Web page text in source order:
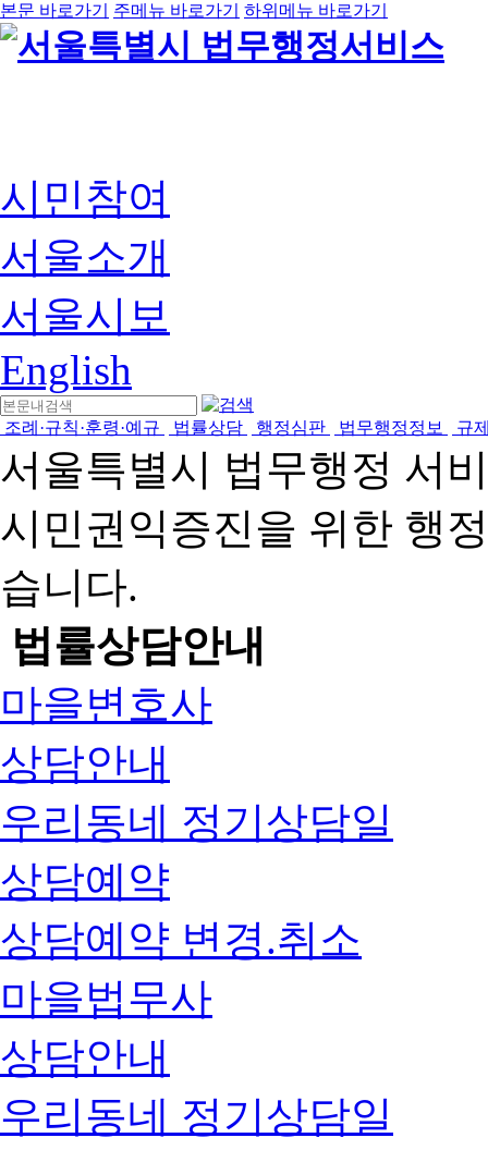
본문 바로가기 주메뉴 바로가기 하위메뉴 바로가기
시민참여
서울소개
서울시보
English
조례·규칙·훈령·예규 법률상담 행정심판 법무행정정보 규
서울특별시 법무행정 서
시민권익증진을 위한 행
습니다.
법률상담안내
마을변호사
상담안내
우리동네 정기상담일
상담예약
상담예약 변경.취소
마을법무사
상담안내
우리동네 정기상담일